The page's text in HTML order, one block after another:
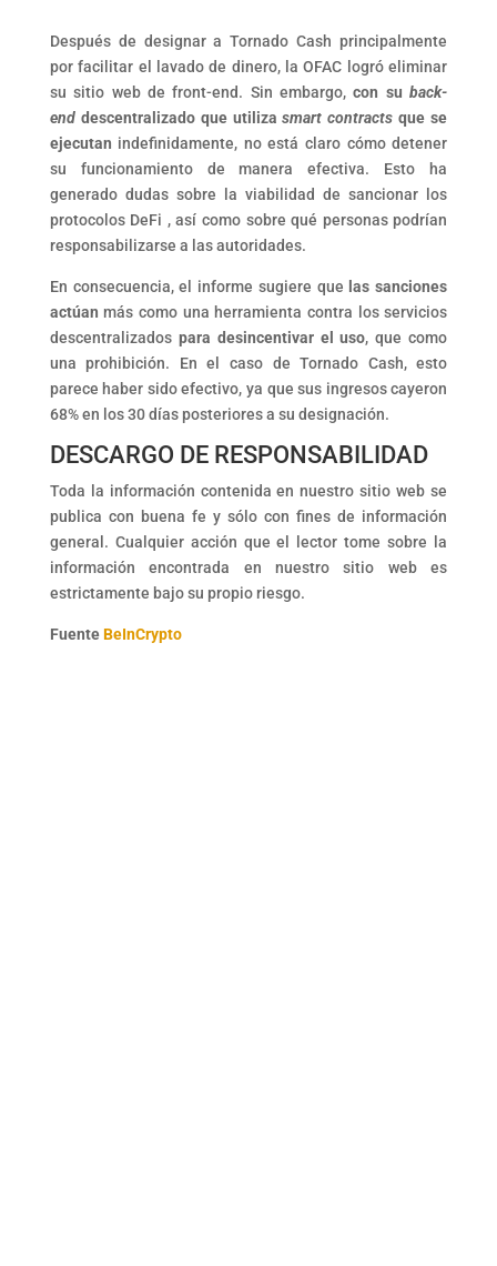
Después de designar a Tornado Cash principalmente
por facilitar el lavado de dinero, la OFAC logró eliminar
su sitio web de front-end. Sin embargo,con suback-
enddescentralizado que utilizasmart contracts que se
ejecutan indefinidamente, no está claro cómo detener
su funcionamiento de manera efectiva. Esto ha
generado dudas sobre la viabilidad de sancionar los
protocolos DeFi , así como sobre qué personas podrían
responsabilizarse a las autoridades.
En consecuencia, el informe sugiere que las sanciones
actúanmás como una herramienta contra los servicios
descentralizados para desincentivar el uso, que como
una prohibición. En el caso de Tornado Cash, esto
parece haber sido efectivo, ya que sus ingresos cayeron
68% en los 30 días posteriores a su designación.
DESCARGO DE RESPONSABILIDAD
Toda la información contenida en nuestro sitio web se
publica con buena fe y sólo con fines de información
general. Cualquier acción que el lector tome sobre la
información encontrada en nuestro sitio web es
estrictamente bajo su propio riesgo.
FuenteBeInCrypto